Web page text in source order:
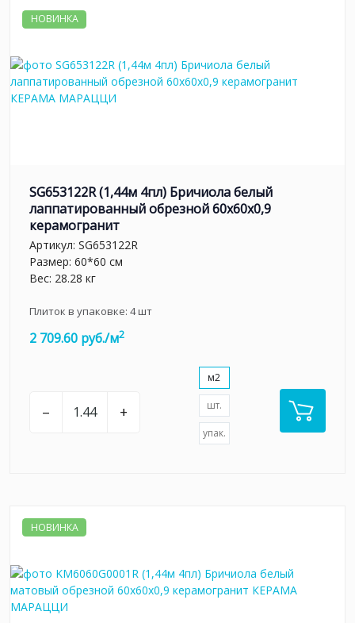
НОВИНКА
SG653122R (1,44м 4пл) Бричиола белый
лаппатированный обрезной 60x60x0,9
керамогранит
Артикул: SG653122R
Размер: 60*60 см
Вес: 28.28 кг
Плиток в упаковке: 4шт
2 709.60 руб./м2
– +
м2
шт.
упак.
НОВИНКА